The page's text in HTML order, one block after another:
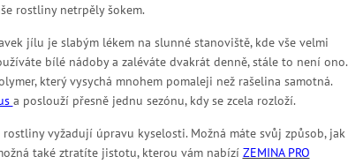
rostliny netrpěly šokem.
jílu je slabým lékem na slunné stanoviště, kde vše velmi
bílé nádoby a zaléváte dvakrát denně, stále to není ono.
který vysychá mnohem pomaleji než rašelina samotná.
a poslouží přesně jednu sezónu, kdy se zcela rozloží.
vyžadují úpravu kyselosti. Možná máte svůj způsob, jak
také ztratíte jistotu, kterou vám nabízí ZEMINA PRO